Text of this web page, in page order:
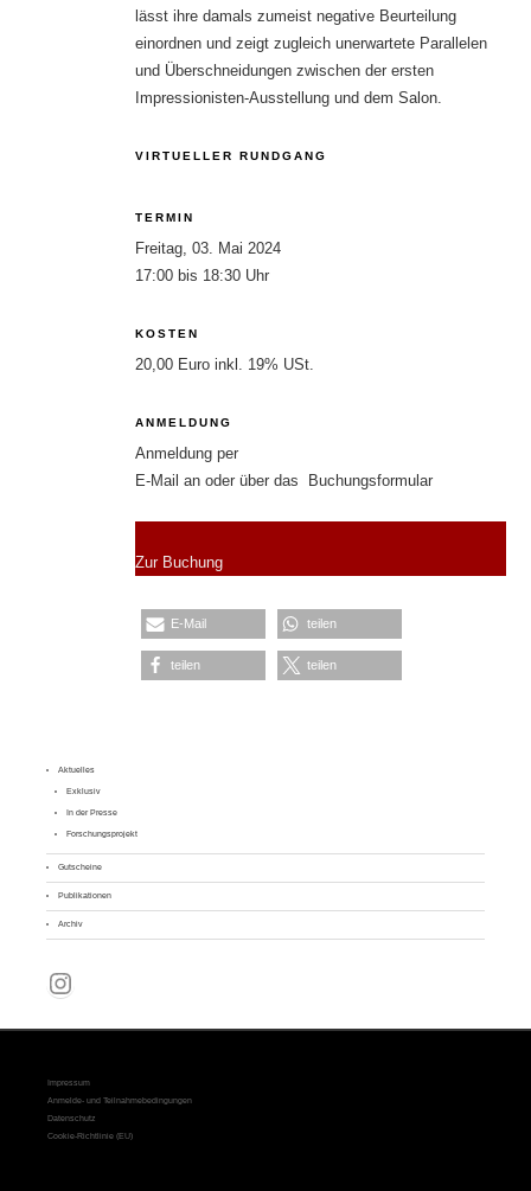
lässt ihre damals zumeist negative Beurteilung
einordnen und zeigt zugleich unerwartete Parallelen
und Überschneidungen zwischen der ersten
Impressionisten-Ausstellung und dem Salon.
VIRTUELLER RUNDGANG
TERMIN
Freitag, 03. Mai 2024
17:00 bis 18:30 Uhr
KOSTEN
20,00 Euro inkl. 19% USt.
ANMELDUNG
Anmeldung per
E-Mail an oder über das Buchungsformular
Zur Buchung
E-Mail teilen
teilen teilen
Aktuelles
Exklusiv
In der Presse
Forschungsprojekt
Gutscheine
Publikationen
Archiv
Instagram
Impressum
Anmelde- und Teilnahmebedingungen
Datenschutz
Cookie-Richtlinie (EU)